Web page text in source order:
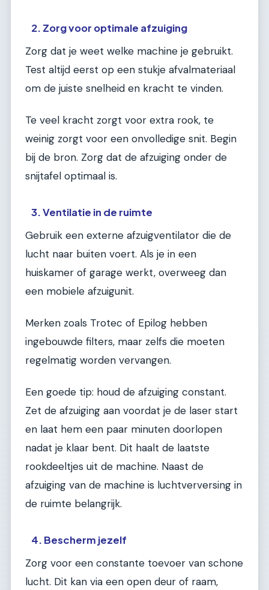
2. Zorg voor optimale afzuiging
Zorg dat je weet welke machine je gebruikt.
Test altijd eerst op een stukje afvalmateriaal
om de juiste snelheid en kracht te vinden.
Te veel kracht zorgt voor extra rook, te
weinig zorgt voor een onvolledige snit. Begin
bij de bron. Zorg dat de afzuiging onder de
snijtafel optimaal is.
3. Ventilatie in de ruimte
Gebruik een externe afzuigventilator die de
lucht naar buiten voert. Als je in een
huiskamer of garage werkt, overweeg dan
een mobiele afzuigunit.
Merken zoals Trotec of Epilog hebben
ingebouwde filters, maar zelfs die moeten
regelmatig worden vervangen.
Een goede tip: houd de afzuiging constant.
Zet de afzuiging aan voordat je de laser start
en laat hem een paar minuten doorlopen
nadat je klaar bent. Dit haalt de laatste
rookdeeltjes uit de machine. Naast de
afzuiging van de machine is luchtverversing in
de ruimte belangrijk.
4. Bescherm jezelf
Zorg voor een constante toevoer van schone
lucht. Dit kan via een open deur of raam,